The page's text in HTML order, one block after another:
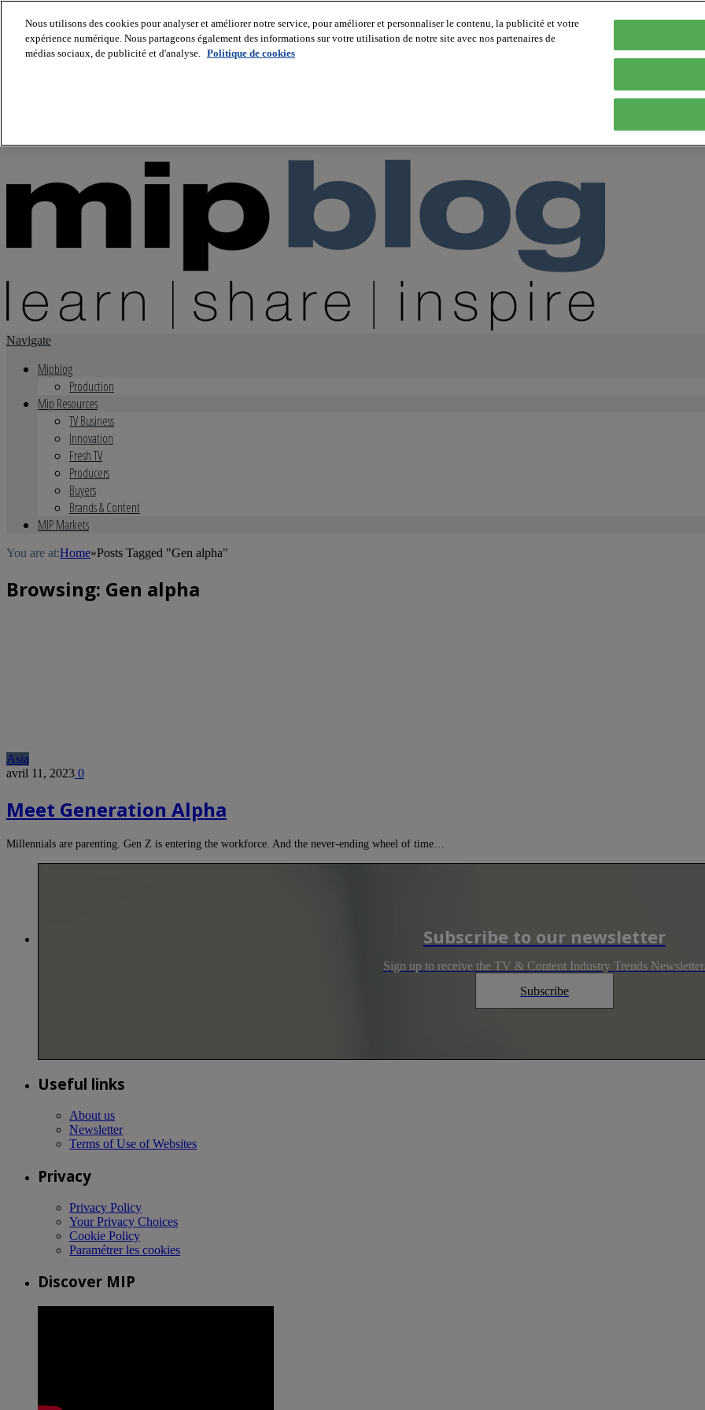
About us
Navigate
Mipblog
Production
Mip Resources
TV Business
Innovation
Fresh TV
Producers
Buyers
Brands & Content
MIP Markets
You are at:Home»Posts Tagged "Gen alpha"
Browsing: Gen alpha
Asia
avril 11, 2023 0
Meet Generation Alpha
Millennials are parenting. Gen Z is entering the workforce. And the never-ending wheel of time…
Subscribe to our newsletter
Sign up to receive the TV & Content Industry Trends
Subscribe
Useful links
About us
Newsletter
Terms of Use of Websites
Privacy
Privacy Policy
Your Privacy Choices
Cookie Policy
Paramétrer les cookies
Discover MIP
Nous utilisons des cookies pour analyser et améliorer notre service, pour améliorer et personnaliser le contenu, la publicité et votre
expérience numérique. Nous partageons également des informations sur votre utilisation de notre site avec nos partenaires de
médias sociaux, de publicité et d'analyse. Politique de cookies